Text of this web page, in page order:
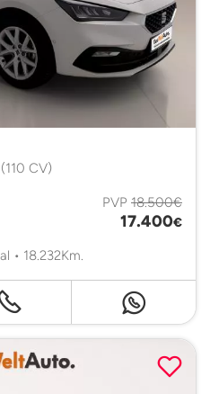
CV)
PVP 18.500€
17.400€
• 18.232Km.